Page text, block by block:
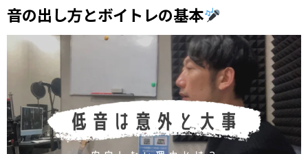
音の出し方とボイトレの基本